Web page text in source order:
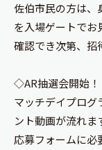
佐伯市民の方は、
を入場ゲートで
確認でき次第、
◇AR抽選会開始！
マッチデイプログ
ント動画が流れま
応募フォームに必